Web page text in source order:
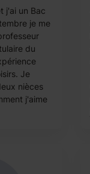
j'ai un Bac
je me
du
Je
nièces
j'aime